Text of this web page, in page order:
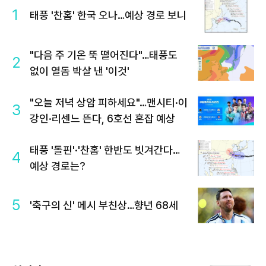
1 태풍 '찬홈' 한국 오나…예상 경로 보니
2
"다음 주 기온 뚝 떨어진다"…태풍도
없이 열돔 박살 낸 '이것'
3
"오늘 저녁 상암 피하세요"…맨시티·이
강인·리센느 뜬다, 6호선 혼잡 예상
4
태풍 '돌핀'·'찬홈' 한반도 빗겨간다…
예상 경로는?
5 '축구의 신' 메시 부친상…향년 68세